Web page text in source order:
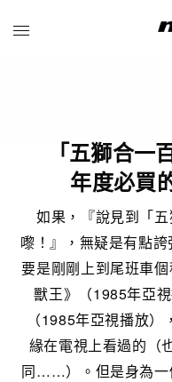
「五獅合一
年度必買
如果，『說見到「
嚟！』，無疑是有點
要是剛剛上到尾班車
獸王》（1985年亞
（1985年亞視播放
緣在電視上看過的（
同……）。但是身為一